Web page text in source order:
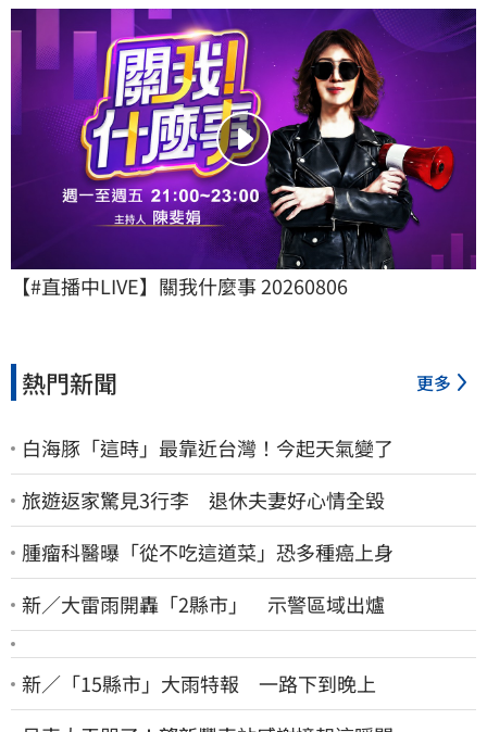
【#直播中LIVE】關我什麼事 20260806
熱門新聞 更多
白海豚「這時」最靠近台灣！今起天氣變了
旅遊返家驚見3行李 退休夫妻好心情全毀
腫瘤科醫曝「從不吃這道菜」恐多種癌上身
新／大雷雨開轟「2縣市」 示警區域出爐
新／「15縣市」大雨特報 一路下到晚上